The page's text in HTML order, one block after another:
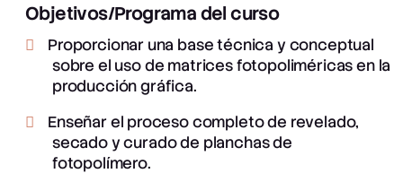
Objetivos/Programa del curso
Proporcionar una base técnica y conceptual
sobre el uso de matrices fotopoliméricas en la
producción gráfica.
Enseñar el proceso completo de revelado,
secado y curado de planchas de
fotopolímero.